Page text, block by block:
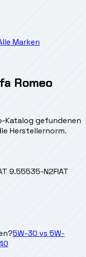
Marken
Romeo
Katalog gefundenen
Herstellernorm.
9.55535-N2FIAT
5W-30 vs 5W-